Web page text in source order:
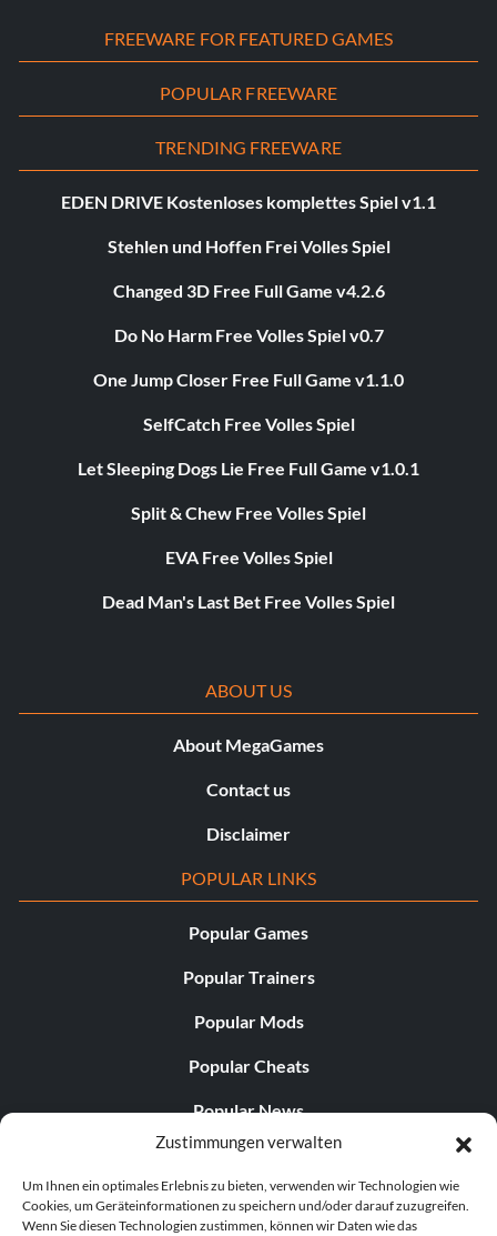
Zustimmungen verwalten
Um Ihnen ein optimales Erlebnis zu bieten, verwenden wir Technologien wie
Cookies, um Geräteinformationen zu speichern und/oder darauf zuzugreifen.
Wenn Sie diesen Technologien zustimmen, können wir Daten wie das
FREEWARE FOR FEATURED GAMES
POPULAR FREEWARE
TRENDING FREEWARE
EDEN DRIVE Kostenloses komplettes Spiel v1.1
Stehlen und Hoffen Frei Volles Spiel
Changed 3D Free Full Game v4.2.6
Do No Harm Free Volles Spiel v0.7
One Jump Closer Free Full Game v1.1.0
SelfCatch Free Volles Spiel
Let Sleeping Dogs Lie Free Full Game v1.0.1
Split & Chew Free Volles Spiel
EVA Free Volles Spiel
Dead Man's Last Bet Free Volles Spiel
ABOUT US
About MegaGames
Contact us
Disclaimer
POPULAR LINKS
Popular Games
Popular Trainers
Popular Mods
Popular Cheats
Popular News
Popular Editorials
Popular Free Games